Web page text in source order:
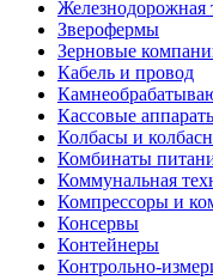
Железнодорожная
Зверофермы
Зерновые
Кабель и провод
Кассовые
Колбасы и
Комбинаты
Коммунальная
Компрессоры и
Консервы
Контейнеры
Контрольно-